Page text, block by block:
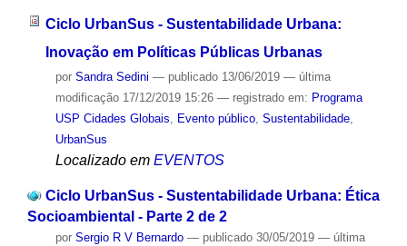
Ciclo UrbanSus - Sustentabilidade Urbana:
Inovação em Políticas Públicas Urbanas
por Sandra Sedini — publicado13/06/2019 — última
modificação17/12/2019 15:26 — registrado em: Programa
USP Cidades Globais, Evento público, Sustentabilidade,
UrbanSus
Localizado em EVENTOS
Ciclo UrbanSus - Sustentabilidade Urbana: Ética
Socioambiental - Parte 2 de 2
por Sergio R V Bernardo — publicado30/05/2019 — última